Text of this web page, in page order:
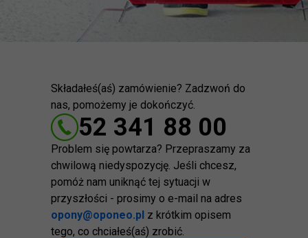
Składałeś(aś) zamówienie? Zadzwoń do
nas, pomożemy je dokończyć.
52 341 88 00
Problem się powtarza? Przepraszamy za
chwilową niedyspozycję. Jeśli chcesz,
pomóż nam uniknąć tej sytuacji w
przyszłości - prosimy o e-mail na adres
opony@oponeo.pl z krótkim opisem
tego, co chciałeś(aś) zrobić.